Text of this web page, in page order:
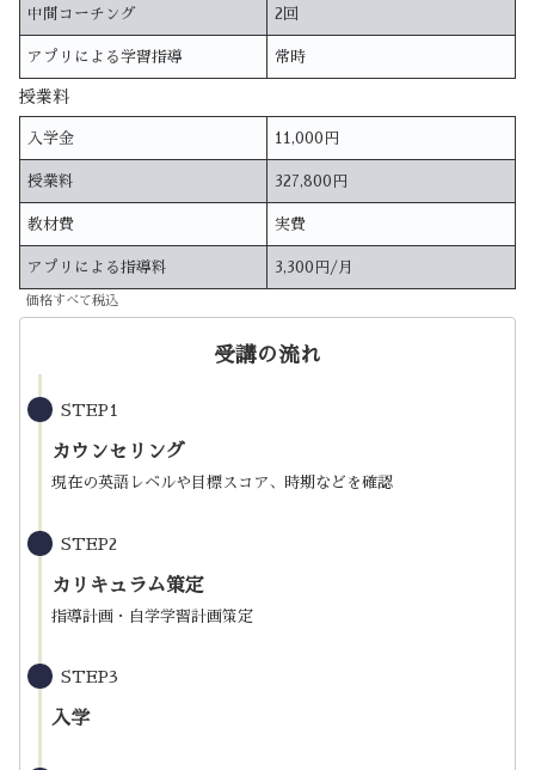
中間コーチング 2回
アプリによる学習指導 常時
授業料
入学金 11,000円
授業料 327,800円
教材費 実費
アプリによる指導料 3,300円/月
価格すべて税込
受講の流れ
STEP1
カウンセリング
現在の英語レベルや目標スコア、時期などを確認
STEP2
カリキュラム策定
指導計画・自学学習計画策定
STEP3
入学